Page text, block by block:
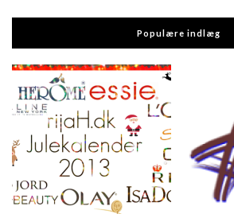
Populære indlæg